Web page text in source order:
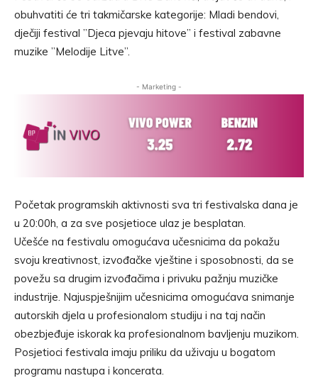
obuhvatiti će tri takmičarske kategorije: Mladi bendovi,
dječiji festival ”Djeca pjevaju hitove” i festival zabavne
muzike ”Melodije Litve”.
- Marketing -
Početak programskih aktivnosti sva tri festivalska dana je
u 20:00h, a za sve posjetioce ulaz je besplatan.
Učešće na festivalu omogućava učesnicima da pokažu
svoju kreativnost, izvođačke vještine i sposobnosti, da se
povežu sa drugim izvođačima i privuku pažnju muzičke
industrije. Najuspješnijim učesnicima omogućava snimanje
autorskih djela u profesionalom studiju i na taj način
obezbjeđuje iskorak ka profesionalnom bavljenju muzikom.
Posjetioci festivala imaju priliku da uživaju u bogatom
programu nastupa i koncerata.